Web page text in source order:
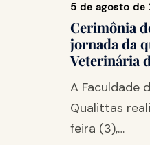
5 de agosto de
Cerimônia
jornada da
Veterinária
A Faculdade
Qualittas
feira (3),…